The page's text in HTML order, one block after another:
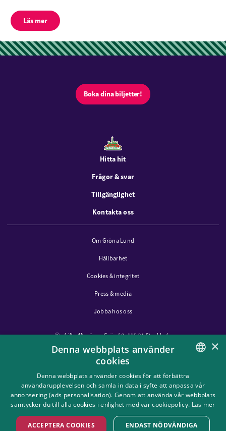
Läs mer
Boka dina biljetter!
Hitta hit
Frågor & svar
Tillgänglighet
Kontakta oss
Om Gröna Lund
Hållbarhet
Cookies & integritet
Press & media
Jobba hos oss
Lilla Allmänna Gränd 9, 115 21 Stockholm
Följ oss i sociala medier
SWEDISH
×
Denna webbplats använder
cookies
Denna webbplats använder cookies för att förbättra
användarupplevelsen och samla in data i syfte att anpassa vår
annonsering (ads personalisation). Genom att använda vår webbplats
samtycker du till alla cookies i enlighet med vår cookiepolicy. Läs mer
ACCEPTERA COOKIES ENDAST NÖDVÄNDIGA